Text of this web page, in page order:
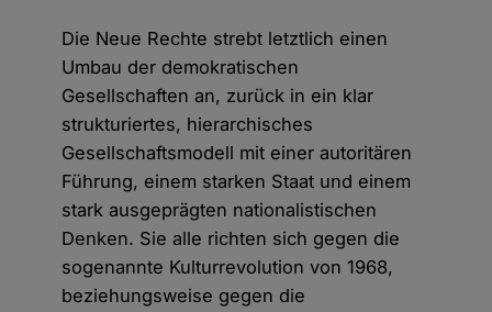
Die Neue Rechte strebt letztlich einen
Umbau der demokratischen
Gesellschaften an, zurück in ein klar
strukturiertes, hierarchisches
Gesellschaftsmodell mit einer autoritären
Führung, einem starken Staat und einem
stark ausgeprägten nationalistischen
Denken. Sie alle richten sich gegen die
sogenannte Kulturrevolution von 1968,
beziehungsweise gegen die